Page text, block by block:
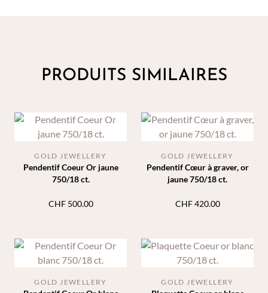
PRODUITS SIMILAIRES
Pendentif Coeur Or jaune
750/18 ct.
GOLD JEWELLERY
CHF500.00
Pendentif Cœur à graver, or
jaune 750/18 ct.
GOLD JEWELLERY
CHF420.00
GOLD JEWELLERY GOLD JEWELLERY